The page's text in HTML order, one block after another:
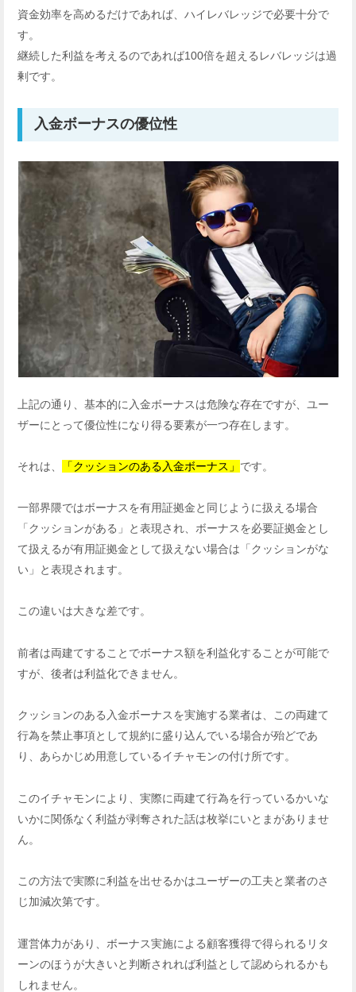
資金効率を高めるだけであれば、ハイレバレッジで必要十分で
す。
継続した利益を考えるのであれば100倍を超えるレバレッジは過
剰です。
入金ボーナスの優位性
上記の通り、基本的に入金ボーナスは危険な存在ですが、ユー
ザーにとって優位性になり得る要素が一つ存在します。
それは、 「クッションのある入金ボーナス」 です。
一部界隈ではボーナスを有用証拠金と同じように扱える場合
「クッションがある」と表現され、ボーナスを必要証拠金とし
て扱えるが有用証拠金として扱えない場合は「クッションがな
い」と表現されます。
この違いは大きな差です。
前者は両建てすることでボーナス額を利益化することが可能で
すが、後者は利益化できません。
クッションのある入金ボーナスを実施する業者は、この両建て
行為を禁止事項として規約に盛り込んでいる場合が殆どであ
り、あらかじめ用意しているイチャモンの付け所です。
このイチャモンにより、実際に両建て行為を行っているかいな
いかに関係なく利益が剥奪された話は枚挙にいとまがありませ
ん。
この方法で実際に利益を出せるかはユーザーの工夫と業者のさ
じ加減次第です。
運営体力があり、ボーナス実施による顧客獲得で得られるリタ
ーンのほうが大きいと判断されれば利益として認められるかも
しれません。